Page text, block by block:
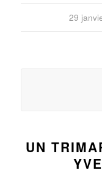
29 /
UN